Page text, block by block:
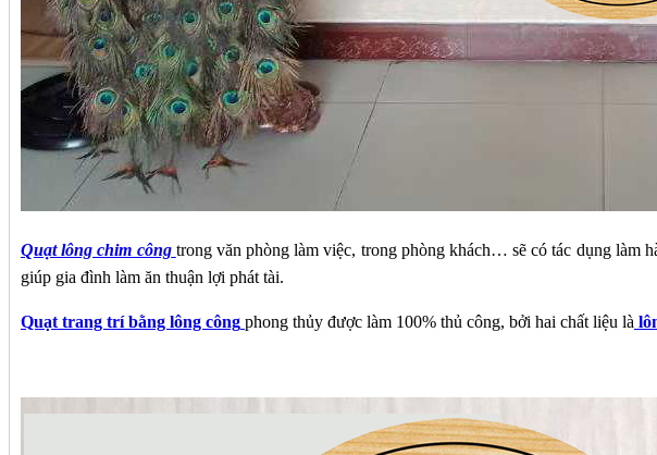
Quạt lông chim công trong văn phòng làm việc, trong phòng khách… sẽ có tác dụng làm
giúp gia đình làm ăn thuận lợi phát tài.
Quạt trang trí bằng lông công phong thủy được làm 100% thủ công, bởi hai chất liệu là